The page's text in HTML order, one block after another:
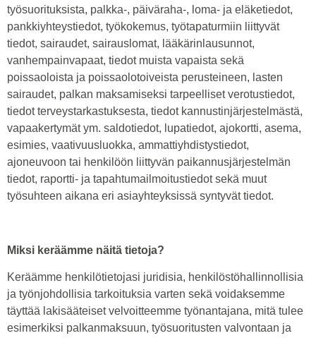
työsuorituksista, palkka-, päiväraha-, loma- ja eläketiedot,
pankkiyhteystiedot, työkokemus, työtapaturmiin liittyvät
tiedot, sairaudet, sairauslomat, lääkärinlausunnot,
vanhempainvapaat, tiedot muista vapaista sekä
poissaoloista ja poissaolotoiveista perusteineen, lasten
sairaudet, palkan maksamiseksi tarpeelliset verotustiedot,
tiedot terveystarkastuksesta, tiedot kannustinjärjestelmästä,
vapaakertymät ym. saldotiedot, lupatiedot, ajokortti, asema,
esimies, vaativuusluokka, ammattiyhdistystiedot,
ajoneuvoon tai henkilöön liittyvän paikannusjärjestelmän
tiedot, raportti- ja tapahtumailmoitustiedot sekä muut
työsuhteen aikana eri asiayhteyksissä syntyvät tiedot.
Miksi keräämme näitä tietoja?
Keräämme henkilötietojasi juridisia, henkilöstöhallinnollisia
ja työnjohdollisia tarkoituksia varten sekä voidaksemme
täyttää lakisääteiset velvoitteemme työnantajana, mitä tulee
esimerkiksi palkanmaksuun, työsuoritusten valvontaan ja